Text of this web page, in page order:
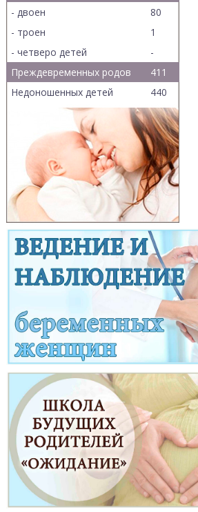
- двоен
80
- троен
1
- четверо детей
-
Преждевременных родов
411
Недоношенных детей
440